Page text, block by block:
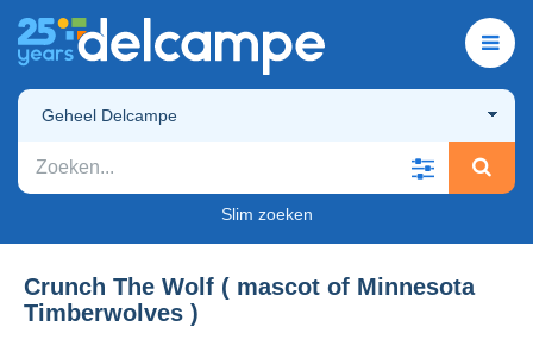
Geheel Delcampe
Slim zoeken
Crunch The Wolf ( mascot of Minnesota
Timberwolves )